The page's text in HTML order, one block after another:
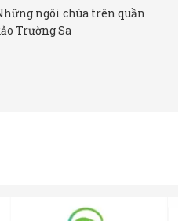
ngôi chùa trên quần
Trường Sa